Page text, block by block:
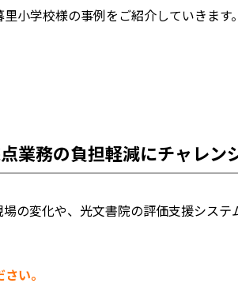
小学校様の事例をご紹介していきま
業務の負担軽減にチャレン
の変化や、光文書院の評価支援シス
い。